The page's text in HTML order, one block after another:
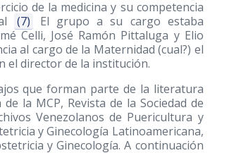
de la medicina y su competencia
(7)
El grupo a su cargo estaba
Celli, José Ramón Pittaluga y Elio
al cargo de la Maternidad (cual?) el
el director de la institución.
que forman parte de la literatura
la MCP, Revista de la Sociedad de
Venezolanos de Puericultura y
y Ginecología Latinoamericana,
y Ginecología. A continuación